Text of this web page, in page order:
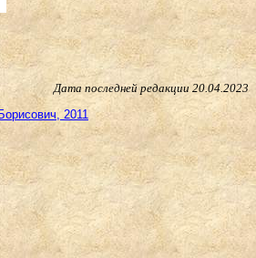
Дата последней редакции20.04.2023
2011